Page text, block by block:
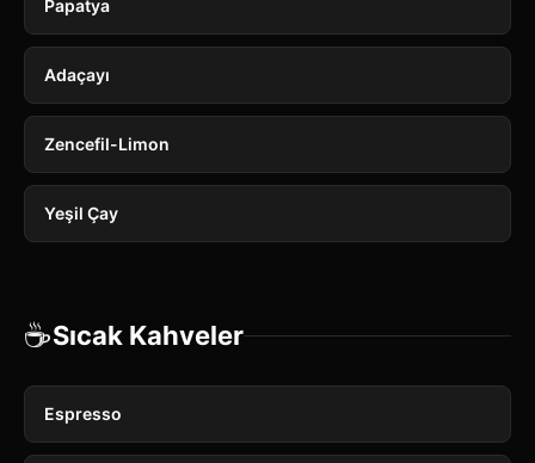
Papatya
Adaçayı
Zencefil-Limon
Yeşil Çay
☕Sıcak Kahveler
Espresso